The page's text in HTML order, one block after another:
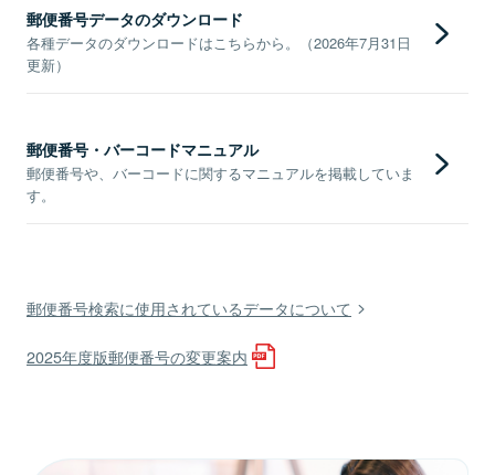
郵便番号データのダウンロード
各種データのダウンロードはこちらから。（2026年7月31日
更新）
郵便番号・バーコードマニュアル
郵便番号や、バーコードに関するマニュアルを掲載していま
す。
郵便番号検索に使用されているデータについて
2025年度版郵便番号の変更案内